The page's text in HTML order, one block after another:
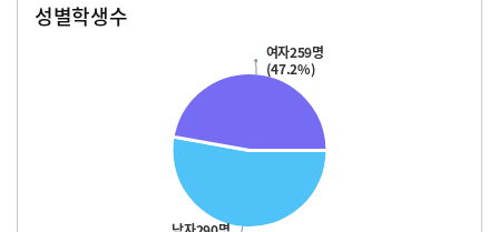
성별학생수
여자259명
(47.2%)